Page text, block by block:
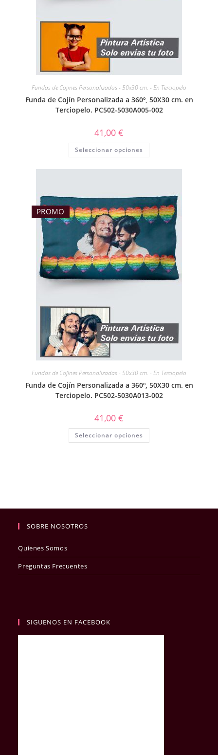
Fundas de Cojines Personalizadas - 50x30 cm. - En Terciopelo
Funda de Cojín Personalizada a 360º, 50X30 cm. en
Terciopelo. PC502-5030A005-002
41,00 €
Seleccionar opciones
PROMO
Fundas de Cojines Personalizadas - 50x30 cm. - En Terciopelo
Funda de Cojín Personalizada a 360º, 50X30 cm. en
Terciopelo. PC502-5030A013-002
41,00 €
Seleccionar opciones
SOBRE NOSOTROS
Quienes Somos
Preguntas Frecuentes
SIGUENOS EN FACEBOOK